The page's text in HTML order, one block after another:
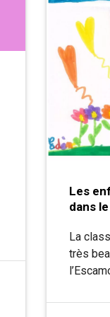
Les
dans
La
très